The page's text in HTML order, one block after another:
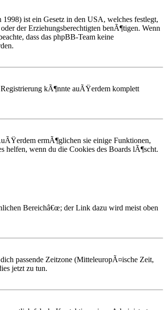
ist ein Gesetz in den USA, welches festlegt,
der Erziehungsberechtigten benÃ¶tigen. Wenn
dass das phpBB-Team keine
kÃ¶nnte auÃŸerdem komplett
ermÃ¶glichen sie einige Funktionen,
helfen, wenn du die Cookies des Boards lÃ¶scht.
Bereichâ€œ; der Link dazu wird meist oben
passende Zeitzone (MitteleuropÃ¤ische Zeit,
jetzt zu tun.